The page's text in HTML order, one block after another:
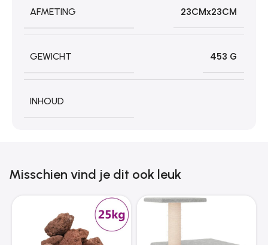
AFMETING 23CMx23CM
GEWICHT 453 G
INHOUD
Misschien vind je dit ook leuk